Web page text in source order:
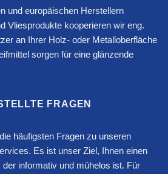
und europäischen Herstellern
Vliesprodukte kooperieren wir eng.
an Ihrer Holz- oder Metalloberfläche
sorgen für eine glänzende
FRAGEN
häufigsten Fragen zu unseren
Es ist unser Ziel, Ihnen einen
informativ und mühelos ist. Für